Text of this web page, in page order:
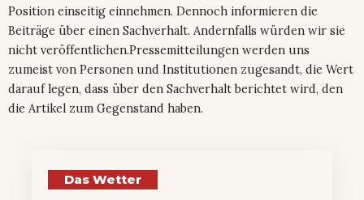
Position einseitig einnehmen. Dennoch informieren die
Beiträge über einen Sachverhalt. Andernfalls würden wir sie
nicht veröffentlichen.Pressemitteilungen werden uns
zumeist von Personen und Institutionen zugesandt, die Wert
darauf legen, dass über den Sachverhalt berichtet wird, den
die Artikel zum Gegenstand haben.
Das Wetter